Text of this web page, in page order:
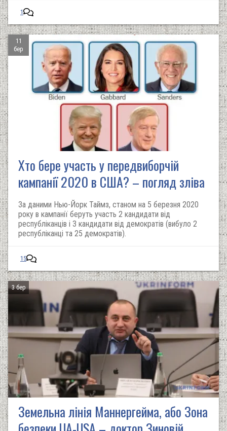
1
11
бер
Хто бере участь у передвиборчій
кампанії 2020 в США? – погляд зліва
За даними Нью-Йорк Таймз, станом на 5 березня 2020
року в кампанії беруть участь 2 кандидати від
республіканців і 3 кандидати від демократів (вибуло 2
республіканці та 25 демократів).
15
3 бер
Земельна лінія Маннергейма, або Зона